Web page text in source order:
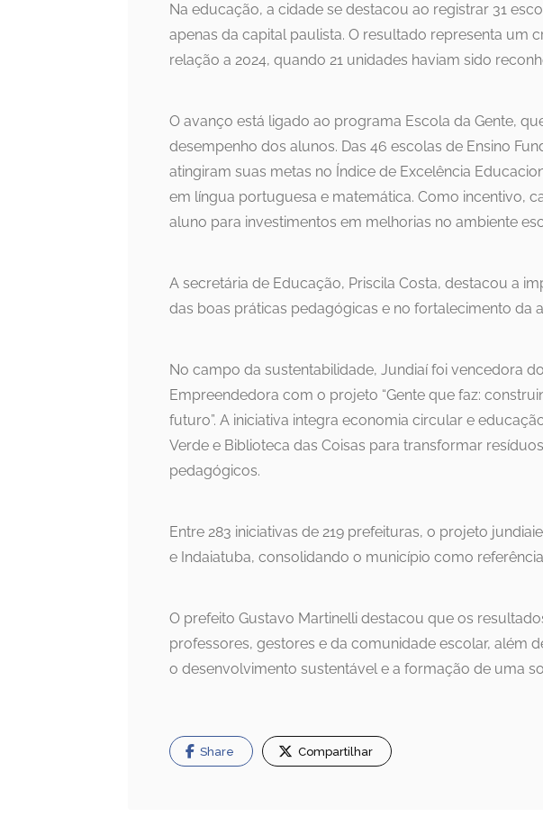
Na educação, a cidade se destacou ao registrar 31
apenas da capital paulista. O resultado representa um
relação a 2024, quando 21 unidades haviam sido
O avanço está ligado ao programa Escola da Gente,
desempenho dos alunos. Das 46 escolas de Ensino
atingiram suas metas no Índice de Excelência
em língua portuguesa e matemática. Como incentivo,
aluno para investimentos em melhorias no ambiente
A secretária de Educação, Priscila Costa, destacou a
das boas práticas pedagógicas e no fortalecimento da
No campo da sustentabilidade, Jundiaí foi vencedora
Empreendedora com o projeto “Gente que faz:
futuro”. A iniciativa integra economia circular e
Verde e Biblioteca das Coisas para transformar
pedagógicos.
Entre 283 iniciativas de 219 prefeituras, o projeto
e Indaiatuba, consolidando o município como
O prefeito Gustavo Martinelli destacou que os
professores, gestores e da comunidade escolar, além
o desenvolvimento sustentável e a formação de uma
Share Compartilhar